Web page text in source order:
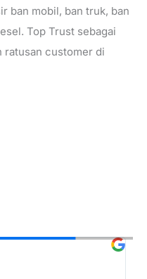
ban mobil, ban truk, ban
Top Trust sebagai
customer di